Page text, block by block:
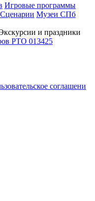
Игровые программы
Сценарии Музеи СПб
и праздники
РТО 013425
соглашени